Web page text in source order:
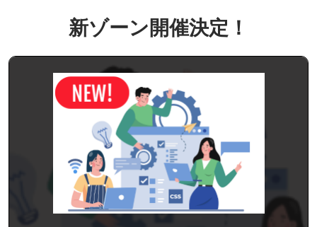
新ゾーン開催決定！